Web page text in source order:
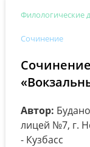
Филологические
Сочинение
Автор:
лицей №7, г.
- Кузбасс